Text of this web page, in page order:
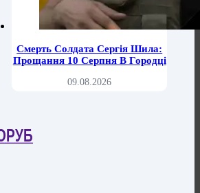
Смерть Солдата Сергія Шила:
Прощання 10 Серпня В Городці
09.08.2026